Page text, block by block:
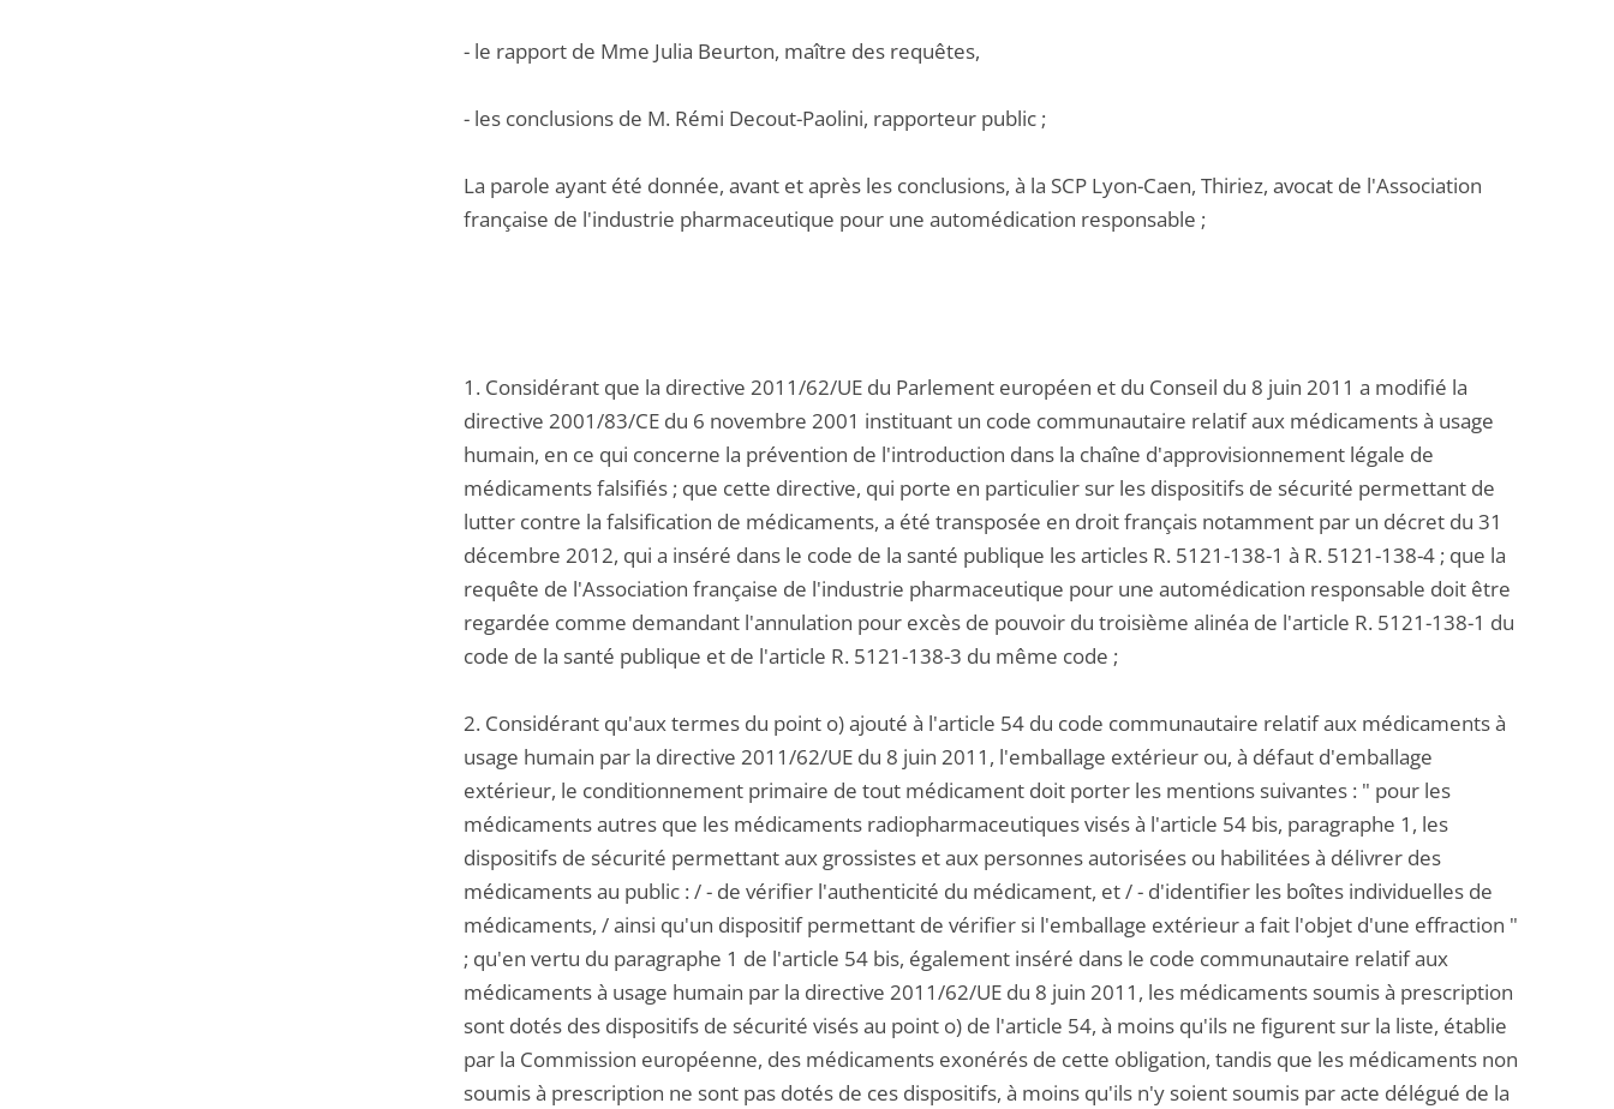
- le rapport de Mme Julia Beurton, maître des requêtes,
- les conclusions de M. Rémi Decout-Paolini, rapporteur public ;
La parole ayant été donnée, avant et après les conclusions, à la SCP Lyon-Caen, Thiriez, avocat de l'Association
française de l'industrie pharmaceutique pour une automédication responsable ;
1. Considérant que la directive 2011/62/UE du Parlement européen et du Conseil du 8 juin 2011 a modifié la
directive 2001/83/CE du 6 novembre 2001 instituant un code communautaire relatif aux médicaments à usage
humain, en ce qui concerne la prévention de l'introduction dans la chaîne d'approvisionnement légale de
médicaments falsifiés ; que cette directive, qui porte en particulier sur les dispositifs de sécurité permettant de
lutter contre la falsification de médicaments, a été transposée en droit français notamment par un décret du 31
décembre 2012, qui a inséré dans le code de la santé publique les articles R. 5121-138-1 à R. 5121-138-4 ; que la
requête de l'Association française de l'industrie pharmaceutique pour une automédication responsable doit être
regardée comme demandant l'annulation pour excès de pouvoir du troisième alinéa de l'article R. 5121-138-1 du
code de la santé publique et de l'article R. 5121-138-3 du même code ;
2. Considérant qu'aux termes du point o) ajouté à l'article 54 du code communautaire relatif aux médicaments à
usage humain par la directive 2011/62/UE du 8 juin 2011, l'emballage extérieur ou, à défaut d'emballage
extérieur, le conditionnement primaire de tout médicament doit porter les mentions suivantes : " pour les
médicaments autres que les médicaments radiopharmaceutiques visés à l'article 54 bis, paragraphe 1, les
dispositifs de sécurité permettant aux grossistes et aux personnes autorisées ou habilitées à délivrer des
médicaments au public : / - de vérifier l'authenticité du médicament, et / - d'identifier les boîtes individuelles de
médicaments, / ainsi qu'un dispositif permettant de vérifier si l'emballage extérieur a fait l'objet d'une effraction "
; qu'en vertu du paragraphe 1 de l'article 54 bis, également inséré dans le code communautaire relatif aux
médicaments à usage humain par la directive 2011/62/UE du 8 juin 2011, les médicaments soumis à prescription
sont dotés des dispositifs de sécurité visés au point o) de l'article 54, à moins qu'ils ne figurent sur la liste, établie
par la Commission européenne, des médicaments exonérés de cette obligation, tandis que les médicaments non
soumis à prescription ne sont pas dotés de ces dispositifs, à moins qu'ils n'y soient soumis par acte délégué de la